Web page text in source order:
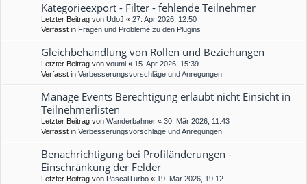
Kategorieexport - Filter - fehlende Teilnehmer
Letzter Beitrag von UdoJ « 27. Apr 2026, 12:50
Verfasst in Fragen und Probleme zu den Plugins
Gleichbehandlung von Rollen und Beziehungen
Letzter Beitrag von voumi « 15. Apr 2026, 15:39
Verfasst in Verbesserungsvorschläge und Anregungen
Manage Events Berechtigung erlaubt nicht Einsicht in
Teilnehmerlisten
Letzter Beitrag von Wanderbahner « 30. Mär 2026, 11:43
Verfasst in Verbesserungsvorschläge und Anregungen
Benachrichtigung bei Profiländerungen -
Einschränkung der Felder
Letzter Beitrag von PascalTurbo « 19. Mär 2026, 19:12